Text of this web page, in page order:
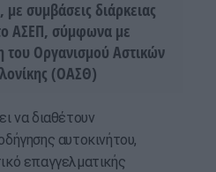
συμβάσεις διάρκειας
ΑΣΕΠ, σύμφωνα με
του Οργανισμού Αστικών
(ΟΑΣΘ)
να διαθέτουν
αυτοκινήτου,
επαγγελματικής